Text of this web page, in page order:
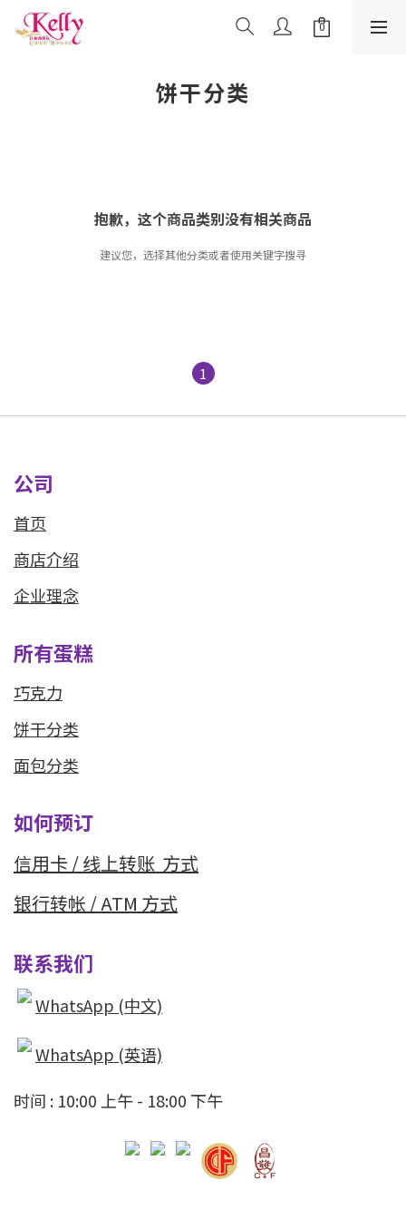
饼干分类
抱歉，这个商品类别没有相关商品
建议您，选择其他分类或者使用关键字搜寻
1
公司
首页
商店介绍
企业理念
所有蛋糕
巧克力
饼干分类
面包分类
如何预订
信用卡 / 线上转账 方式
银行转帐 / ATM 方式
联系我们
WhatsApp (中文)
WhatsApp (英语)
时间 : 10:00 上午 - 18:00 下午